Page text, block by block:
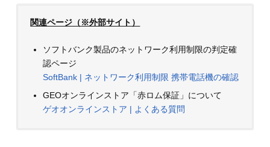
関連ページ（※外部サイト）
ソフトバンク製品のネットワーク利用制限の判定確
認ページ
SoftBank | ネットワーク利用制限 携帯電話機の確認
GEOオンラインストア「赤ロム保証」について
ゲオオンラインストア | よくある質問